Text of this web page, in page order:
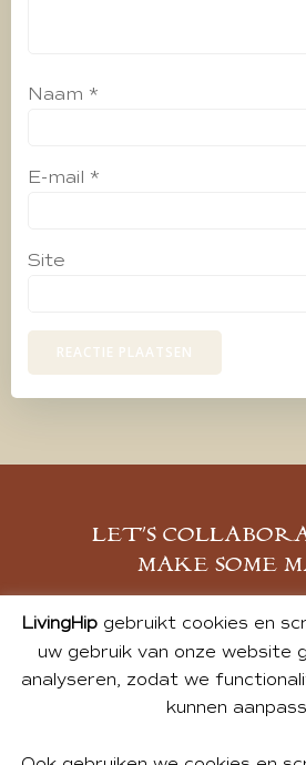
Naam *
E-mail *
Site
LET’S
MAKE SOME
MELD JE
LivingHipgebruikt cookies en
uw gebruik van onze website
analyseren, zodat we
kunnen